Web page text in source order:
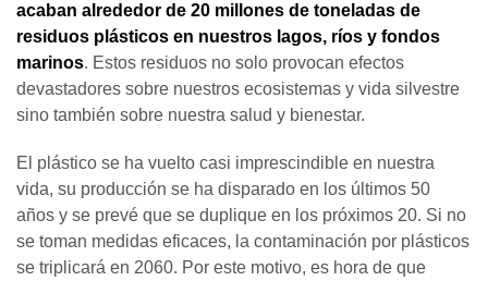
acaban alrededor de 20 millones de toneladas de
residuos plásticos en nuestros lagos, ríos y fondos
marinos. Estos residuos no solo provocan efectos
devastadores sobre nuestros ecosistemas y vida silvestre
sino también sobre nuestra salud y bienestar.
El plástico se ha vuelto casi imprescindible en nuestra
vida, su producción se ha disparado en los últimos 50
años y se prevé que se duplique en los próximos 20. Si no
se toman medidas eficaces, la contaminación por plásticos
se triplicará en 2060. Por este motivo, es hora de que